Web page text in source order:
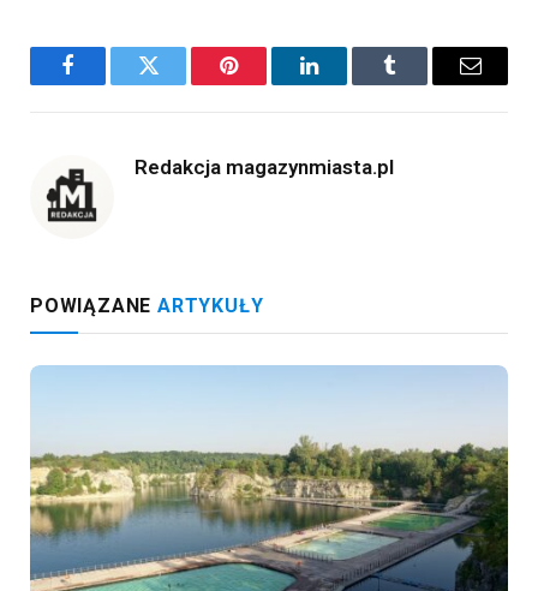
FacebookTwitter Pinterest LinkedInTumblr Email
Redakcja magazynmiasta.pl
POWIĄZANE ARTYKUŁY